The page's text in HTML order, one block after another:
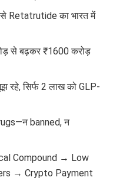
Retatrutide का भारत में
से बढ़कर ₹1600 करोड़
रहे, सिर्फ 2 लाख को GLP-
banned, न
Compound → Low
→ Crypto Payment